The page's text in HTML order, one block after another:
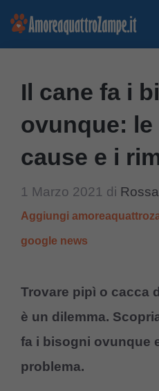
Vai
Il cane fa i
ovunque:
cause e i
1 Marzo 2021 di
Aggiungi
google news
Trovare pipì o cacca
è un dilemma.
fa i bisogni ovunque
problema.